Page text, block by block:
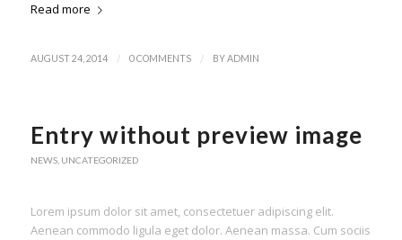
Read more
AUGUST 24, 2014 / 0 COMMENTS / BYADMIN
Entry without preview image
NEWS, UNCATEGORIZED
Lorem ipsum dolor sit amet, consectetuer adipiscing elit.
Aenean commodo ligula eget dolor. Aenean massa. Cum sociis